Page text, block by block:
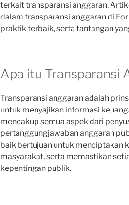
terkait transparansi anggaran.
dalam transparansi anggaran di
praktik terbaik, serta tantangan
Apa itu Transparansi
Transparansi anggaran adalah
untuk menyajikan informasi
mencakup semua aspek dari
pertanggungjawaban anggaran
baik bertujuan untuk menciptakan
masyarakat, serta memastikan
kepentingan publik.